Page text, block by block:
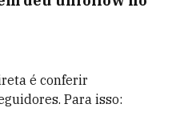
é conferir
Para isso: